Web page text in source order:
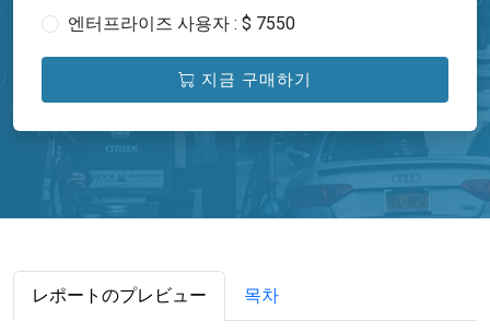
엔터프라이즈 사용자 : $ 7550
지금 구매하기
レポートのプレビュー 목차